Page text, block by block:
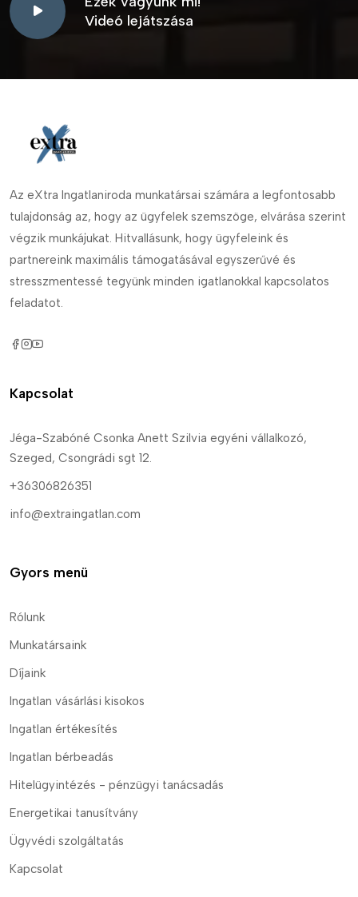
Videó lejátszása
Az eXtra Ingatlaniroda munkatársai számára a legfontosabb
tulajdonság az, hogy az ügyfelek szemszöge, elvárása szerint
végzik munkájukat. Hitvallásunk, hogy ügyfeleink és
partnereink maximális támogatásával egyszerűvé és
stresszmentessé tegyünk minden igatlanokkal kapcsolatos
feladatot.
Kapcsolat
Jéga-Szabóné Csonka Anett Szilvia egyéni vállalkozó,
Szeged, Csongrádi sgt 12.
+36306826351
info@extraingatlan.com
Gyors menü
Rólunk
Munkatársaink
Díjaink
Ingatlan vásárlási kisokos
Ingatlan értékesítés
Ingatlan bérbeadás
Hitelügyintézés - pénzügyi tanácsadás
Energetikai tanusítvány
Ügyvédi szolgáltatás
Kapcsolat